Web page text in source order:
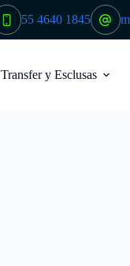
55 4640 1845
Transfer y Esclusas